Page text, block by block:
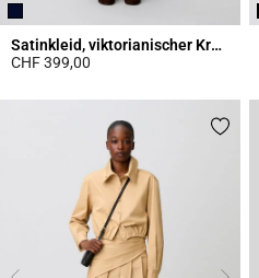
Satinkleid, viktorianischer Kragen
CHF 399,00